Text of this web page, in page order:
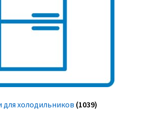
для холодильников (1039)